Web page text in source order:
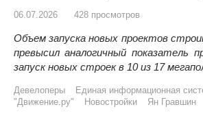
06.07.2026 428 просмотров
Объем запуска новых проектов
превысил аналогичный показатель
запуск новых строек в 10 из 17
Девелоперы
Единая информационная
"Движение.ру"
Новостройки Ян Гравшин